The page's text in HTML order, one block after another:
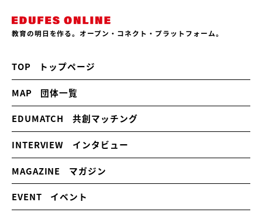
教育の明日を作る。オープン・コネクト・プラットフォーム。
TOP トップページ
MAP 団体一覧
EDUMATCH 共創マッチング
INTERVIEW インタビュー
MAGAZINE マガジン
EVENT イベント